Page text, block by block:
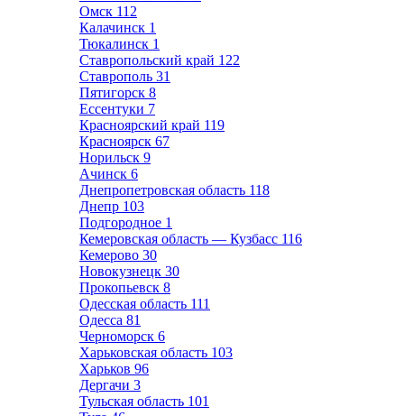
Омск 112
Калачинск 1
Тюкалинск 1
Ставропольский край 122
Ставрополь 31
Пятигорск 8
Ессентуки 7
Красноярский край 119
Красноярск 67
Норильск 9
Ачинск 6
Днепропетровская область 118
Днепр 103
Подгородное 1
Кемеровская область — Кузбасс 116
Кемерово 30
Новокузнецк 30
Прокопьевск 8
Одесская область 111
Одесса 81
Черноморск 6
Харьковская область 103
Харьков 96
Дергачи 3
Тульская область 101